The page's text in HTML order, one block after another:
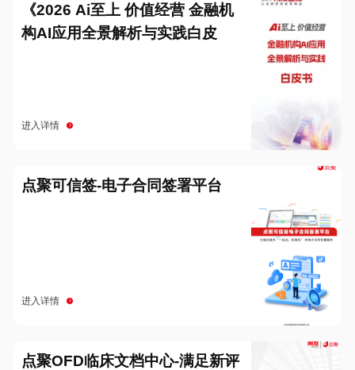
《2026 Ai至上 价值经营 金融机
构AI应用全景解析与实践白皮
进入详情
点聚可信签-电子合同签署平台
进入详情
点聚OFD临床文档中心-满足新评